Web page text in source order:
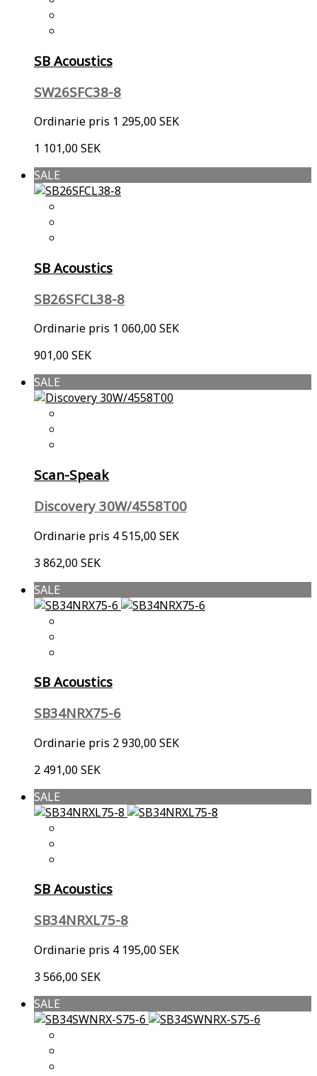
SB Acoustics
SW26SFC38-8
Ordinarie pris 1 295,00 SEK
1 101,00 SEK
SALE
SB Acoustics
SB26SFCL38-8
Ordinarie pris 1 060,00 SEK
901,00 SEK
SALE
Scan-Speak
Discovery 30W/4558T00
Ordinarie pris 4 515,00 SEK
3 862,00 SEK
SALE
SB Acoustics
SB34NRX75-6
Ordinarie pris 2 930,00 SEK
2 491,00 SEK
SALE
SB Acoustics
SB34NRXL75-8
Ordinarie pris 4 195,00 SEK
3 566,00 SEK
SALE